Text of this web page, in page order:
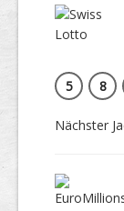
5
8
Nächster